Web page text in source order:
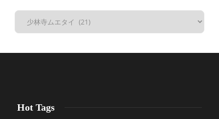
Hot Tags